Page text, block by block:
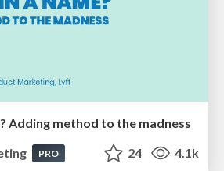
Adding method to the madness
PRO 24 4.1k